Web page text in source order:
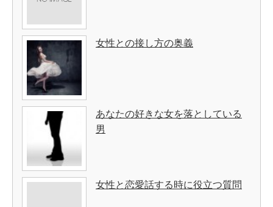
女性との接し方の奥義
あなたの好きな女を落としている
男
女性と恋愛話する時に役立つ質問